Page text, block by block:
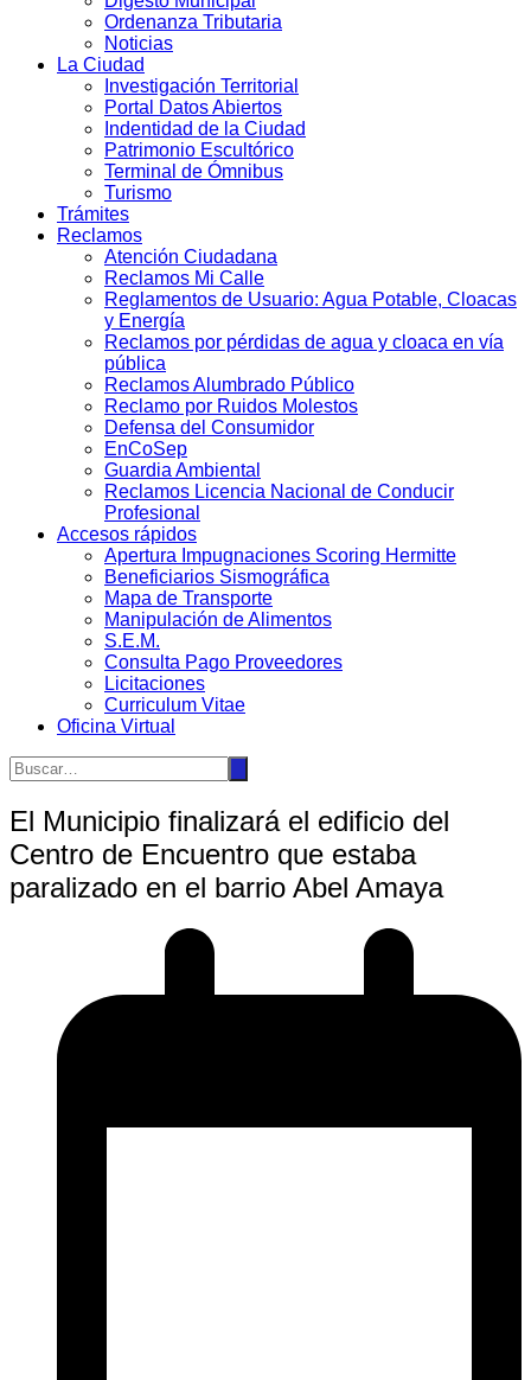
Ordenanza Tributaria
Noticias
La Ciudad
Investigación Territorial
Portal Datos Abiertos
Indentidad de la Ciudad
Patrimonio Escultórico
Terminal de Ómnibus
Turismo
Trámites
Reclamos
Atención Ciudadana
Reclamos Mi Calle
Reglamentos de Usuario: Agua Potable, Cloacas
y Energía
Reclamos por pérdidas de agua y cloaca en vía
pública
Reclamos Alumbrado Público
Reclamo por Ruidos Molestos
Defensa del Consumidor
EnCoSep
Guardia Ambiental
Reclamos Licencia Nacional de Conducir
Profesional
Accesos rápidos
Apertura Impugnaciones Scoring Hermitte
Beneficiarios Sismográfica
Mapa de Transporte
Manipulación de Alimentos
S.E.M.
Consulta Pago Proveedores
Licitaciones
Curriculum Vitae
Oficina Virtual
El Municipio finalizará el edificio del
Centro de Encuentro que estaba
paralizado en el barrio Abel Amaya